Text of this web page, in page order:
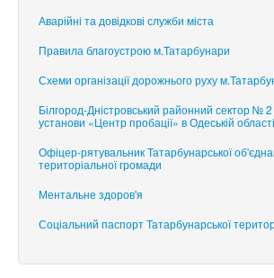
Аварійні та довідкові служби міста
Правила благоустрою м.Татарбунари
Схеми організації дорожнього руху
Білгород-Дністровський районний сектор № 2
установи «Центр пробації» в Одеській області
Офіцер-рятувальник Татарбунарської
територіальної громади
Ментальне здоров'я
Соціальний паспорт Татарбунарської